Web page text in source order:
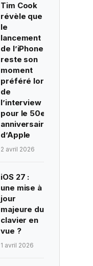
Tim Cook
révèle que
le
lancement
de l’iPhone
reste son
moment
préféré lors
de
l’interview
pour le 50e
anniversaire
d’Apple
2 avril 2026
iOS 27 :
une mise à
jour
majeure du
clavier en
vue ?
1 avril 2026